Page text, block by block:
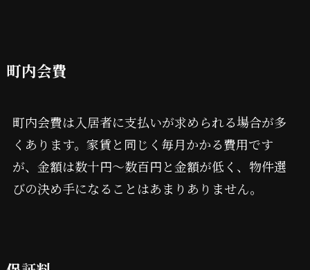
町内会費
町内会費は入居者に支払いが求められる場合が多
くあります。家賃と同じく毎月かかる費用です
が、金額は数十円～数百円と金額が低く、物件選
びの決め手になることはあまりありません。